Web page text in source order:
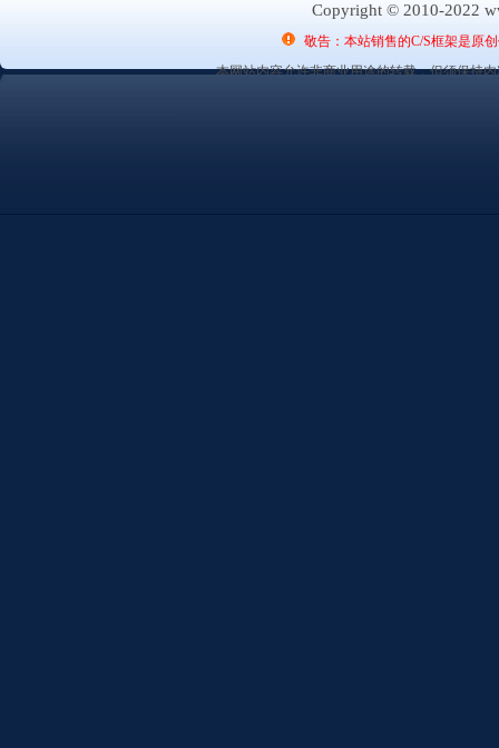
Copyright © 2010-2022
敬告：本站销售的C/S框架是原
本网站内容允许非商业用途的转载，但须保持